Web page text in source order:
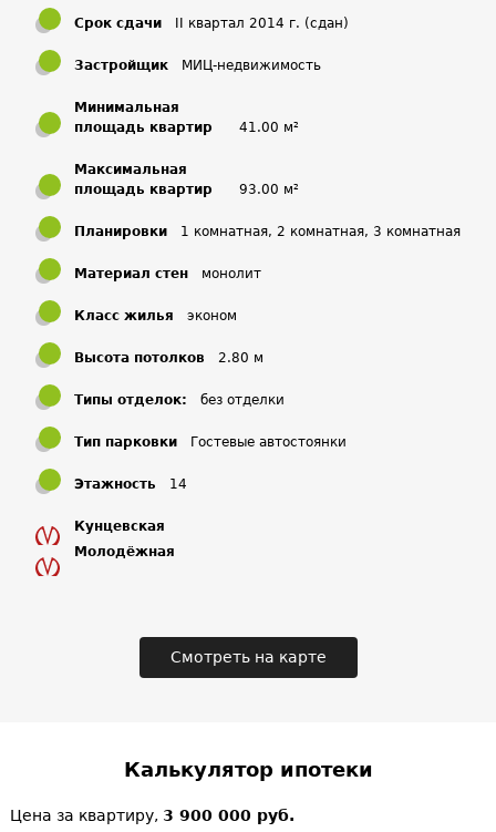
Застройщик предполагает благоустроить всю
игровые детские комплексы с малыми архитектурными
также необходимое озеленение на всей территории.
В самом поселке полностью развита инфраструктура для
комфортного проживания. Действуют школа, детские
сады, больница и поликлиника, а также гипермаркеты.
Транспортная доступность
Транспортная доступность обеспечивается Минским и
Киевским шоссе, между которыми располагается ЖК
жилого комплекса расположена железнодорожная
станция с одноименным названием. Вся информация
взята с ЖК Кокошкино официального сайта застройщика.
Также можно ознакомиться о ЖК Кокошкино с отзывами
Срок сдачи II квартал 2014 г. (сдан)
Застройщик МИЦ-недвижимость
Минимальная
площадь квартир
41.00 м²
Максимальная
площадь квартир
93.00 м²
Планировки 1 комнатная, 2 комнатная, 3 комнатная
Материал стен монолит
Класс жилья эконом
Высота потолков 2.80 м
Типы отделок: без отделки
Тип парковки Гостевые автостоянки
Этажность 14
Кунцевская
Молодёжная
Смотреть на карте
Калькулятор ипотеки
Цена за квартиру, 3 900 000 руб.